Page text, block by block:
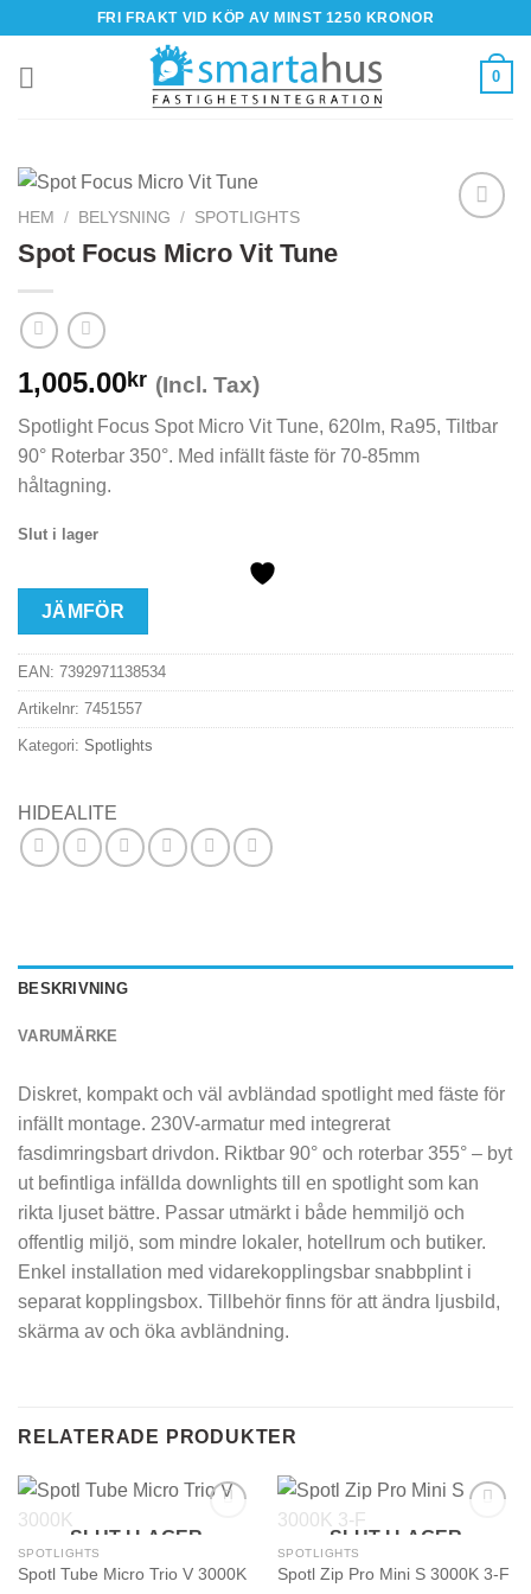
content
FRI FRAKT VID KÖP AV MINST 1250 KRONOR
0
HEM / BELYSNING / SPOTLIGHTS
Spot Focus Micro Vit Tune
1,005.00kr (Incl. Tax)
Spotlight Focus Spot Micro Vit Tune, 620lm, Ra95, Tiltbar
90° Roterbar 350°. Med infällt fäste för 70-85mm
håltagning.
Slut i lager
JÄMFÖR
EAN: 7392971138534
Artikelnr: 7451557
Kategori: Spotlights
HIDEALITE
BESKRIVNING
VARUMÄRKE
Diskret, kompakt och väl avbländad spotlight med fäste för
infällt montage. 230V-armatur med integrerat
fasdimringsbart drivdon. Riktbar 90° och roterbar 355° – byt
ut befintliga infällda downlights till en spotlight som kan
rikta ljuset bättre. Passar utmärkt i både hemmiljö och
offentlig miljö, som mindre lokaler, hotellrum och butiker.
Enkel installation med vidarekopplingsbar snabbplint i
separat kopplingsbox. Tillbehör finns för att ändra ljusbild,
skärma av och öka avbländning.
RELATERADE PRODUKTER
SLUT I LAGER
SPOTLIGHTS
Spotl Tube Micro Trio V 3000K
SLUT I LAGER
SPOTLIGHTS
Spotl Zip Pro Mini S 3000K 3-F